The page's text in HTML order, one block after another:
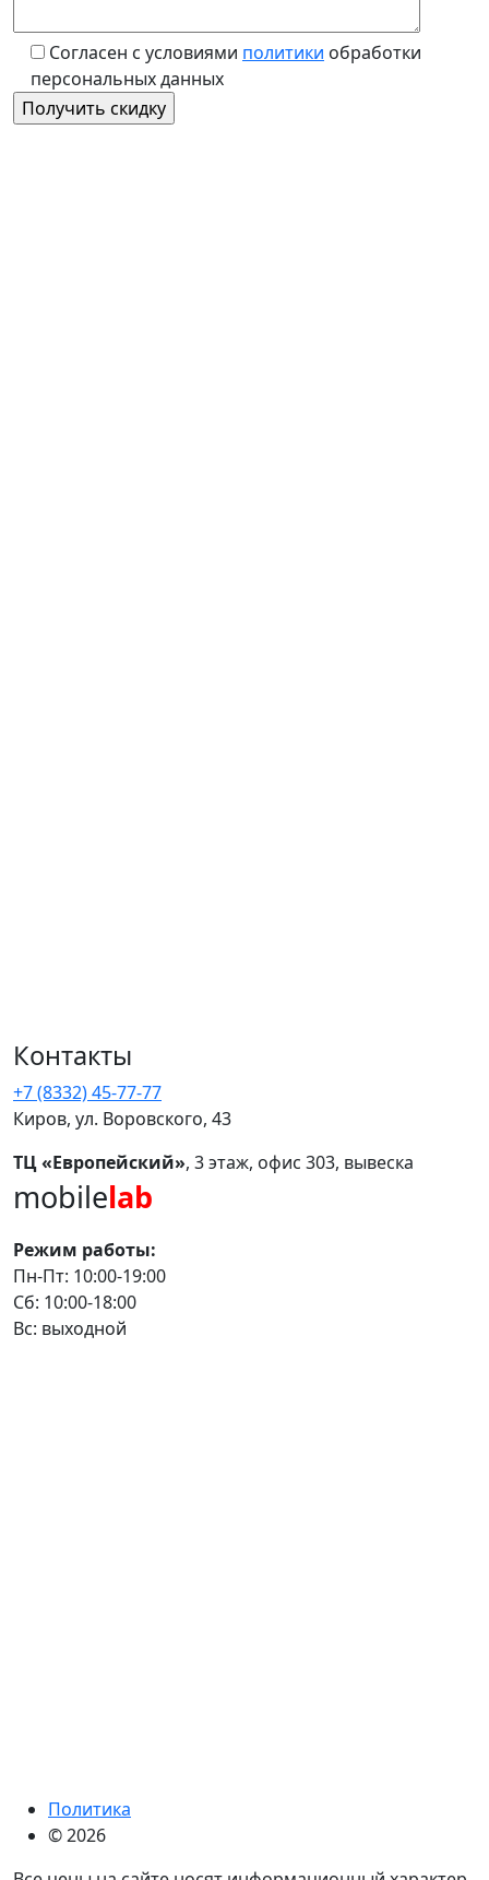
Согласен с условиями политики обработки
персональных данных
Контакты
+7 (8332) 45-77-77
Киров, ул. Воровского, 43
ТЦ «Европейский», 3 этаж, офис 303, вывеска
mobilelab
Режим работы:
Пн-Пт: 10:00-19:00
Сб: 10:00-18:00
Вс: выходной
Политика
© 2026